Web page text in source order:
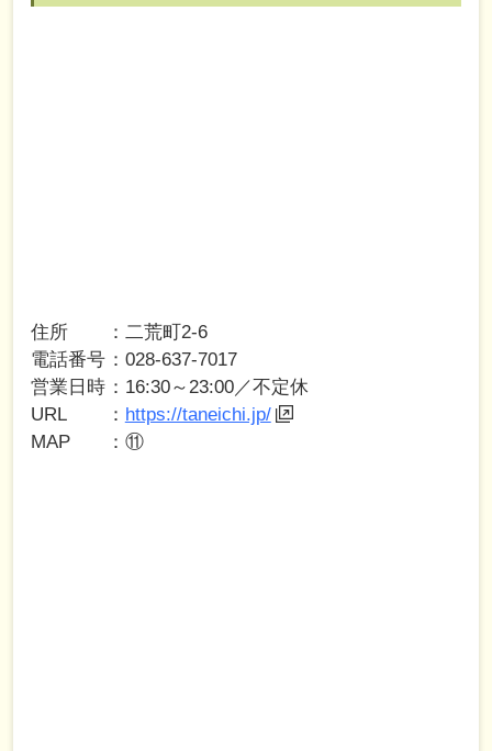
住所
二荒町2-6
電話番号
028-637-7017
営業日時
16:30～23:00／不定休
URL
https://taneichi.jp/
MAP
⑪